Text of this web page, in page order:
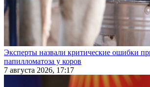
Эксперты назвали критические ошибки
папилломатоза у коров
7 августа 2026, 17:17